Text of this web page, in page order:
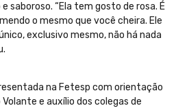
saboroso. “Ela tem gosto de rosa. É
o mesmo que você cheira. Ele
exclusivo mesmo, não há nada
na Fetesp com orientação
e auxílio dos colegas de